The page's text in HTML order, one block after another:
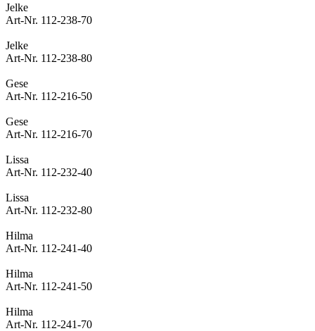
Jelke
Art-Nr. 112-238-70
Jelke
Art-Nr. 112-238-80
Gese
Art-Nr. 112-216-50
Gese
Art-Nr. 112-216-70
Lissa
Art-Nr. 112-232-40
Lissa
Art-Nr. 112-232-80
Hilma
Art-Nr. 112-241-40
Hilma
Art-Nr. 112-241-50
Hilma
Art-Nr. 112-241-70